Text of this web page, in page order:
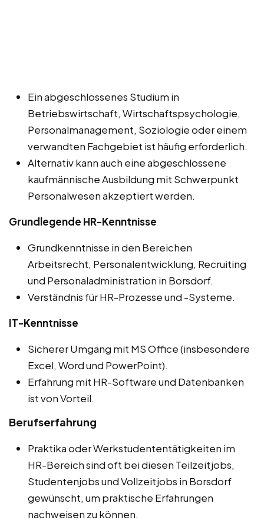
Ein abgeschlossenes Studium in
Betriebswirtschaft, Wirtschaftspsychologie,
Personalmanagement, Soziologie oder einem
verwandten Fachgebiet ist häufig erforderlich.
Alternativ kann auch eine abgeschlossene
kaufmännische Ausbildung mit Schwerpunkt
Personalwesen akzeptiert werden.
Grundlegende HR-Kenntnisse
Grundkenntnisse in den Bereichen
Arbeitsrecht, Personalentwicklung, Recruiting
und Personaladministration in Borsdorf.
Verständnis für HR-Prozesse und -Systeme.
IT-Kenntnisse
Sicherer Umgang mit MS Office (insbesondere
Excel, Word und PowerPoint).
Erfahrung mit HR-Software und Datenbanken
ist von Vorteil.
Berufserfahrung
Praktika oder Werkstudententätigkeiten im
HR-Bereich sind oft bei diesen Teilzeitjobs,
Studentenjobs und Vollzeitjobs in Borsdorf
gewünscht, um praktische Erfahrungen
nachweisen zu können.